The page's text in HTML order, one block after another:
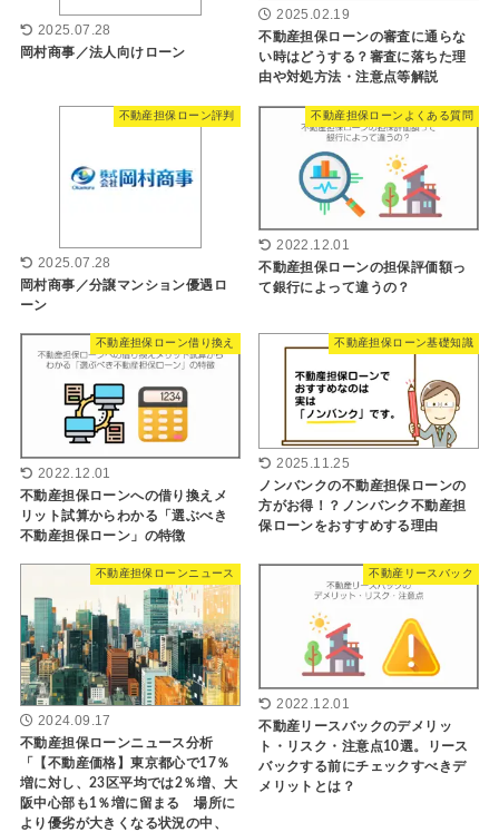
2025.07.28
岡村商事／法人向けローン
2025.02.19
不動産担保ローンの審査に通らな
い時はどうする？審査に落ちた理
由や対処方法・注意点等解説
不動産担保ローン評判
2025.07.28
岡村商事／分譲マンション優遇ロ
ーン
不動産担保ローンよくある質問
2022.12.01
不動産担保ローンの担保評価額っ
て銀行によって違うの？
不動産担保ローン借り換え
2022.12.01
不動産担保ローンへの借り換えメ
リット試算からわかる「選ぶべき
不動産担保ローン」の特徴
不動産担保ローン基礎知識
2025.11.25
ノンバンクの不動産担保ローンの
方がお得！？ノンバンク不動産担
保ローンをおすすめする理由
不動産担保ローンニュース
2024.09.17
不動産担保ローンニュース分析
「【不動産価格】東京都心で17％
増に対し、23区平均では2％増、大
阪中心部も1％増に留まる 場所に
より優劣が大きくなる状況の中、
不動産リースバック
2022.12.01
不動産リースバックのデメリッ
ト・リスク・注意点10選。リース
バックする前にチェックすべきデ
メリットとは？